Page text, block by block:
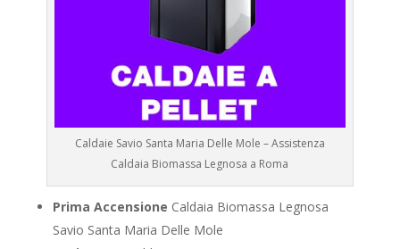
Caldaie Savio Santa Maria Delle Mole – Assistenza
Caldaia Biomassa Legnosa a Roma
Prima Accensione Caldaia Biomassa Legnosa
Savio Santa Maria Delle Mole